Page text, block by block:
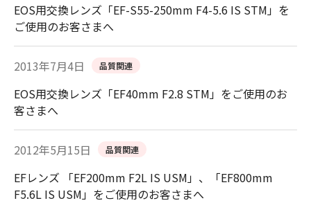
EOS用交換レンズ「EF-S55-250mm F4-5.6 IS STM」を
ご使用のお客さまへ
2013年7月4日 品質関連
EOS用交換レンズ「EF40mm F2.8 STM」をご使用のお
客さまへ
2012年5月15日 品質関連
EFレンズ 「EF200mm F2L IS USM」、「EF800mm
F5.6L IS USM」をご使用のお客さまへ